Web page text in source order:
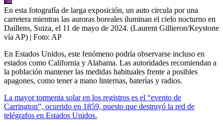
En esta fotografía de larga exposición, un auto circula por una
carretera mientras las auroras boreales iluminan el cielo nocturno en
Daillens, Suiza, el 11 de mayo de 2024. (Laurent Gillieron/Keystone
vía AP) | Foto: AP
En Estados Unidos, este fenómeno podría observarse incluso en
estados como California y Alabama. Las autoridades recomiendan a
la población mantener las medidas habituales frente a posibles
apagones, como tener a mano linternas, baterías y radios.
La mayor tormenta solar en los registros es el “evento de
Carrington”, ocurrido en 1859, puesto que destruyó la red de
telégrafos en Estados Unidos.